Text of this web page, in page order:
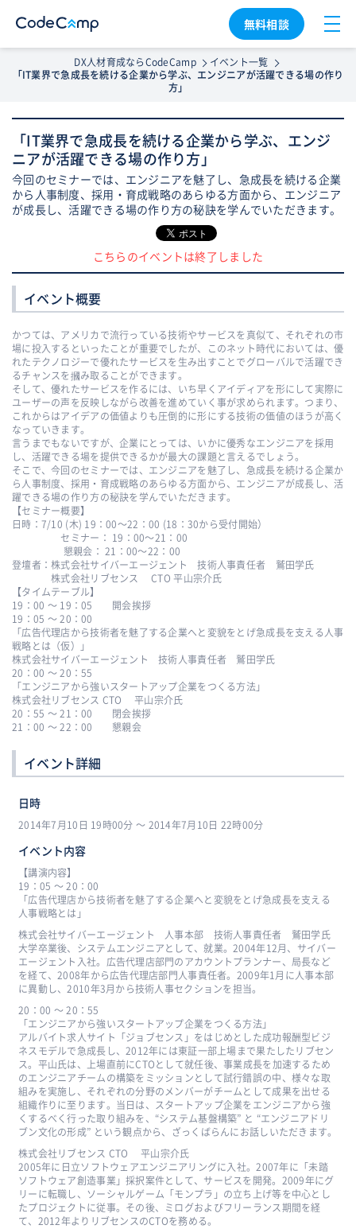
無料相談
DX人材育成ならCodeCamp
イベント一覧
「IT業界で急成長を続ける企業から学ぶ、エンジニアが活躍できる場の作り
方」
「IT業界で急成長を続ける企業から学ぶ、エンジ
ニアが活躍できる場の作り方」
今回のセミナーでは、エンジニアを魅了し、急成長を続ける企業
から人事制度、採用・育成戦略のあらゆる方面から、エンジニア
が成長し、活躍できる場の作り方の秘訣を学んでいただきます。
こちらのイベントは終了しました
イベント概要
かつては、アメリカで流行っている技術やサービスを真似て、それぞれの市
場に投入するといったことが重要でしたが、このネット時代においては、優
れたテクノロジーで優れたサービスを生み出すことでグローバルで活躍でき
るチャンスを摑み取ることができます。
そして、優れたサービスを作るには、いち早くアイディアを形にして実際に
ユーザーの声を反映しながら改善を進めていく事が求められます。つまり、
これからはアイデアの価値よりも圧倒的に形にする技術の価値のほうが高く
なっていきます。
言うまでもないですが、企業にとっては、いかに優秀なエンジニアを採用
し、活躍できる場を提供できるかが最大の課題と言えるでしょう。
そこで、今回のセミナーでは、エンジニアを魅了し、急成長を続ける企業か
ら人事制度、採用・育成戦略のあらゆる方面から、エンジニアが成長し、活
躍できる場の作り方の秘訣を学んでいただきます。
【セミナー概要】
日時：7/10 (木) 19：00〜22：00 (18：30から受付開始）
セミナー： 19：00〜21：00
懇親会： 21：00〜22：00
登壇者：株式会社サイバーエージェント 技術人事責任者 鷲田学氏
株式会社リブセンス CTO 平山宗介氏
【タイムテーブル】
19：00 〜 19：05 開会挨拶
19：05 〜 20：00
「広告代理店から技術者を魅了する企業へと変貌をとげ急成長を支える人事
戦略とは（仮）」
株式会社サイバーエージェント 技術人事責任者 鷲田学氏
20：00 〜 20：55
「エンジニアから強いスタートアップ企業をつくる方法」
株式会社リブセンス CTO 平山宗介氏
20：55 〜 21：00 閉会挨拶
21：00 〜 22：00 懇親会
イベント詳細
日時
2014年7月10日 19時00分 〜 2014年7月10日 22時00分
イベント内容
【講演内容】
19：05 〜 20：00
「広告代理店から技術者を魅了する企業へと変貌をとげ急成長を支える
人事戦略とは」
株式会社サイバーエージェント 人事本部 技術人事責任者 鷲田学氏
大学卒業後、システムエンジニアとして、就業。2004年12月、サイバー
エージェント入社。広告代理店部門のアカウントプランナー、局長など
を経て、2008年から広告代理店部門人事責任者。2009年1月に人事本部
に異動し、2010年3月から技術人事セクションを担当。
20：00 〜 20：55
「エンジニアから強いスタートアップ企業をつくる方法」
アルバイト求人サイト「ジョブセンス」をはじめとした成功報酬型ビジ
ネスモデルで急成長し、2012年には東証一部上場まで果たしたリブセン
ス。平山氏は、上場直前にCTOとして就任後、事業成長を加速するため
のエンジニアチームの構築をミッションとして試行錯誤の中、様々な取
組みを実施し、それぞれの分野のメンバーがチームとして成果を出せる
組織作りに至ります。当日は、スタートアップ企業をエンジニアから強
くするべく行った取り組みを、“システム基盤構築” と “エンジニアドリ
ブン文化の形成” という観点から、ざっくばらんにお話しいただきます。
株式会社リブセンス CTO 平山宗介氏
2005年に日立ソフトウェアエンジニアリングに入社。2007年に「未踏
ソフトウェア創造事業」採択案件として、サービスを開発。2009年にグ
リーに転職し、ソーシャルゲーム「モンプラ」の立ち上げ等を中心とし
たプロジェクトに従事。その後、ミログおよびフリーランス期間を経
て、2012年よりリブセンスのCTOを務める。